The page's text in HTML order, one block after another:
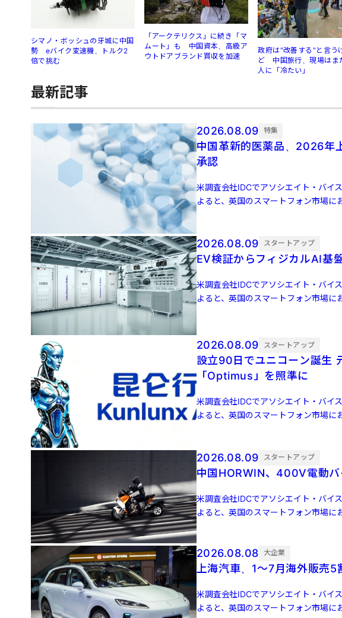
シマノ・ボッシュの牙城に中国
勢 eバイク変速機、トルク2
倍で挑む
「アークテリクス」に続き「マ
ムート」も 中国資本、高級ア
ウトドアブランド買収を加速
政府は"改善する"と言う
ど 中国旅行、現場はま
人に「冷たい」
最新記事
2026.08.09 特集
中国革新的医薬品、2026年
承認
米調査会社IDCでアソシエイト・バイ
よると、英国のスマートフォン市場
増 […]
2026.08.09 スタートアップ
EV検証からフィジカルAI
米調査会社IDCでアソシエイト・バイ
よると、英国のスマートフォン市場
2026.08.09 スタートアップ
設立90日でユニコーン誕生 元アリババ幹部創業のロボット企業、
「Optimus」を照準に
米調査会社IDCでアソシエイト・バイ
よると、英国のスマートフォン市場に
2026.08.09 スタートアップ
中国HORWIN、400V電動
米調査会社IDCでアソシエイト・バイ
よると、英国のスマートフォン市場に
増 […]
2026.08.08 大企業
上海汽車、1～7月海外販
米調査会社IDCでアソシエイト・バイ
よると、英国のスマートフォン市場に